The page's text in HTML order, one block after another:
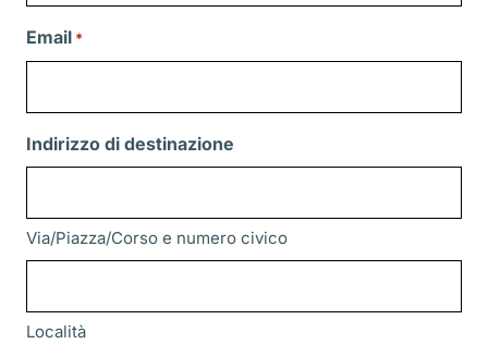
Email *
Indirizzo di destinazione
Via/Piazza/Corso e numero civico
Località